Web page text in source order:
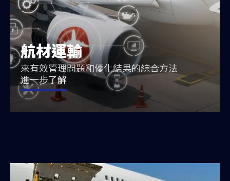
航材運輸
來有效管理問題和優化結果的綜合方法
進一步了解